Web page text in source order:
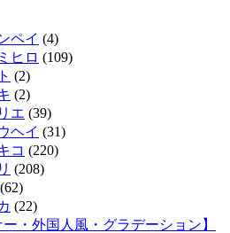
ペイ (4)
ヒロ (109)
(2)
(2)
エ (39)
ヘイ (31)
コ (220)
(208)
(62)
(22)
・外国人風・グラデーション】